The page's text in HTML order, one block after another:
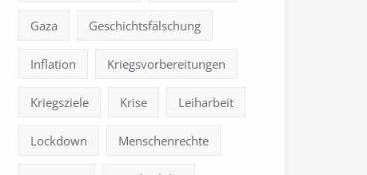
Gaza Geschichtsfälschung
Inflation Kriegsvorbereitungen
Kriegsziele Krise Leiharbeit
Lockdown Menschenrechte